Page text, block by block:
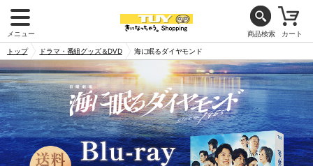
メニュー 商品検索 カート
トップ ドラマ・番組グッズ＆DVD 海に眠るダイヤモンド